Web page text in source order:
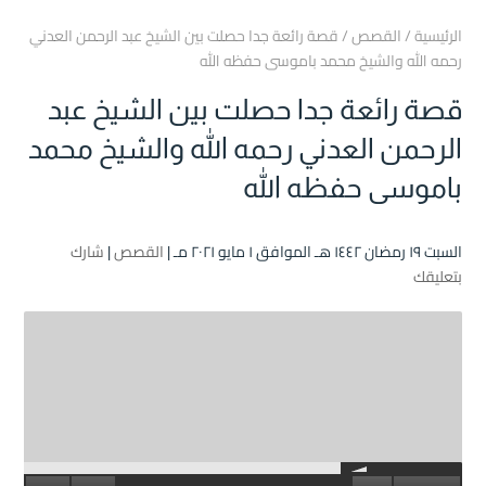
الرئيسية/القصص/قصة رائعة جدا حصلت بين الشيخ عبد الرحمن العدني
رحمه الله والشيخ محمد باموسى حفظه الله
قصة رائعة جدا حصلت بين الشيخ عبد
الرحمن العدني رحمه الله والشيخ محمد
باموسى حفظه الله
السبت ۱۹ رمضان ۱٤٤۲ هـ الموافق ۱ مايو ۲۰۲۱ مـ | القصص|شارك
بتعليقك